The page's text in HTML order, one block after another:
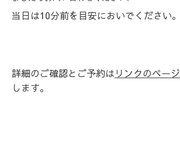
当日は10分前を目安においでください。
詳細のご確認とご予約はリンクのページ
します。